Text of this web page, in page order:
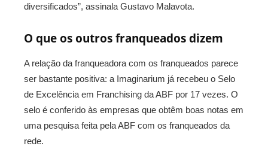
diversificados”, assinala Gustavo Malavota.
O que os outros franqueados dizem
A relação da franqueadora com os franqueados parece
ser bastante positiva: a Imaginarium já recebeu o Selo
de Excelência em Franchising da ABF por 17 vezes. O
selo é conferido às empresas que obtêm boas notas em
uma pesquisa feita pela ABF com os franqueados da
rede.